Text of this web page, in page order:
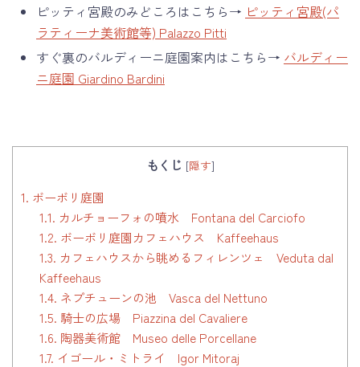
ピッティ宮殿のみどころはこちら→ ピッティ宮殿(パ
ラティーナ美術館等) Palazzo Pitti
すぐ裏のバルディーニ庭園案内はこちら→ バルディー
ニ庭園 Giardino Bardini
もくじ [隠す]
1. ボーボリ庭園
1.1. カルチョーフォの噴水 Fontana del Carciofo
1.2. ボーボリ庭園カフェハウス Kaffeehaus
1.3. カフェハウスから眺めるフィレンツェ Veduta dal
Kaffeehaus
1.4. ネプチューンの池 Vasca del Nettuno
1.5. 騎士の広場 Piazzina del Cavaliere
1.6. 陶器美術館 Museo delle Porcellane
1.7. イゴール・ミトライ Igor Mitoraj